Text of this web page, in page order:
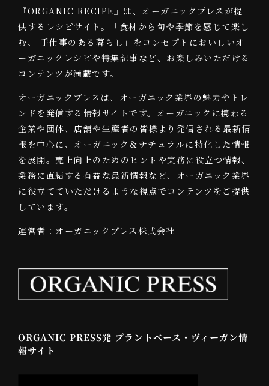
『ORGANIC RECIPE』は、オーガニックプレスが提
供するレシピサイト。「食材から旬や季節を感じて楽し
む、 手仕事のある暮らし」をコンセプトにおいしいオ
ーガニックレシピや特集記事など、お楽しみいただける
コンテンツが満載です。
オーガニックプレスは、オーガニック業界の魅力やトレ
ンドを発信する情報サイトです。オーガニックに携わる
企業や団体、店舗や生産者の皆様より発信される最新情
報を中心に、オーガニック＆ナチュラルに特化した情報
を展開。売上向上のためのヒントや実務に役立つ情報、
業務に直結する有益な最新情報など、オーガニック業界
に役立てていただけるような視点でコンテンツをご提供
しています。
運営者：オーガニックプレス株式会社
ORGANIC PRESS発 プラントベース・ヴィーガン情
報サイト